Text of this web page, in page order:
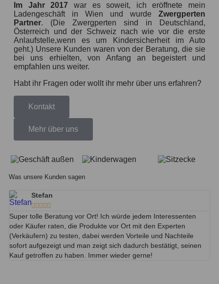
Im Jahr 2017 war es soweit, ich eröffnete mein
Ladengeschäft in Wien und wurde Zwergperten
Partner. (Die Zwergperten sind in Deutschland,
Österreich und der Schweiz nach wie vor die erste
Anlaufstelle,wenn es um Kindersicherheit im Auto
geht.) Unsere Kunden waren von der Beratung, die sie
bei uns erhielten, von Anfang an begeistert und
empfahlen uns weiter.
Habt ihr Fragen oder wollt ihr mehr über uns erfahren?
Kontakt
Mehr über uns
Was unsere Kunden sagen
Stefan
    
Super tolle Beratung vor Ort! Ich würde jedem Interessenten
oder Käufer raten, die Produkte vor Ort mit den Experten
(Verkäufern) zu testen, dabei werden Vorteile und Nachteile
sofort aufgezeigt und man zeigt sich dadurch bestätigt, seinen
Kauf getroffen zu haben. Immer wieder gerne!